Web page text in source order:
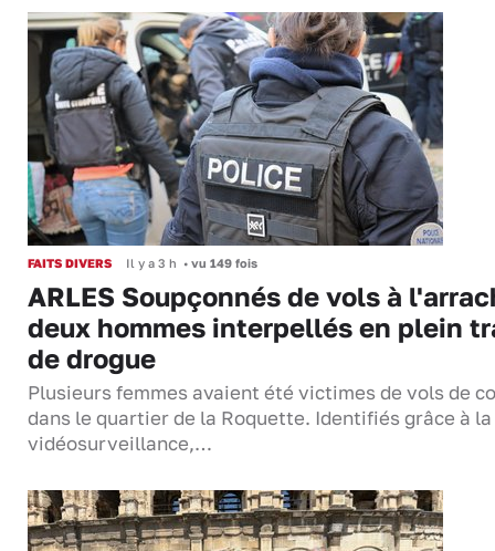
FAITS DIVERS Il y a 3 h • vu 149 fois
ARLES Soupçonnés de vols à
deux hommes interpellés en plein
de drogue
Plusieurs femmes avaient été victimes de vols de
dans le quartier de la Roquette. Identifiés grâce à la
vidéosurveillance,…